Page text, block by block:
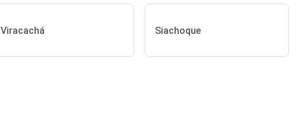
Viracachá Siachoque